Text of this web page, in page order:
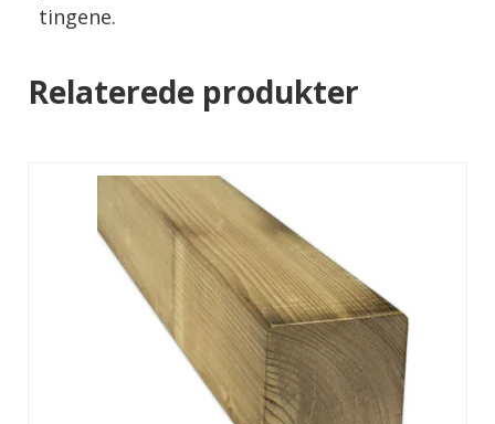
tingene.
Relaterede produkter